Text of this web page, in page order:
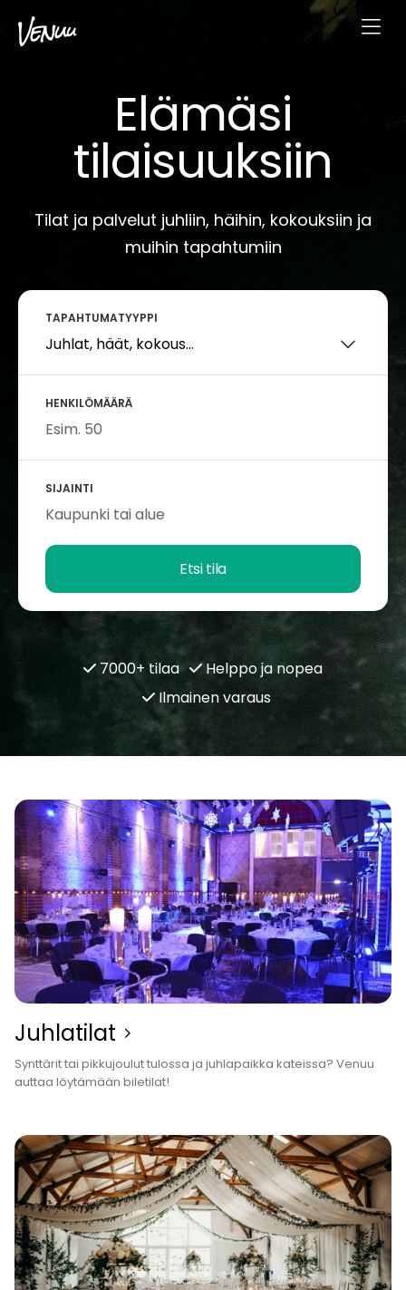
Elämäsi
tilaisuuksiin
Tilat ja palvelut juhliin, häihin, kokouksiin ja
muihin tapahtumiin
TAPAHTUMATYYPPI
HENKILÖMÄÄRÄ
SIJAINTI
Etsi tila
7000+ tilaa
Helppo ja nopea
Ilmainen varaus
Juhla­tilat
Synttärit tai pikkujoulut tulossa ja juhlapaikka kateissa? Venuu
auttaa löytämään biletilat!